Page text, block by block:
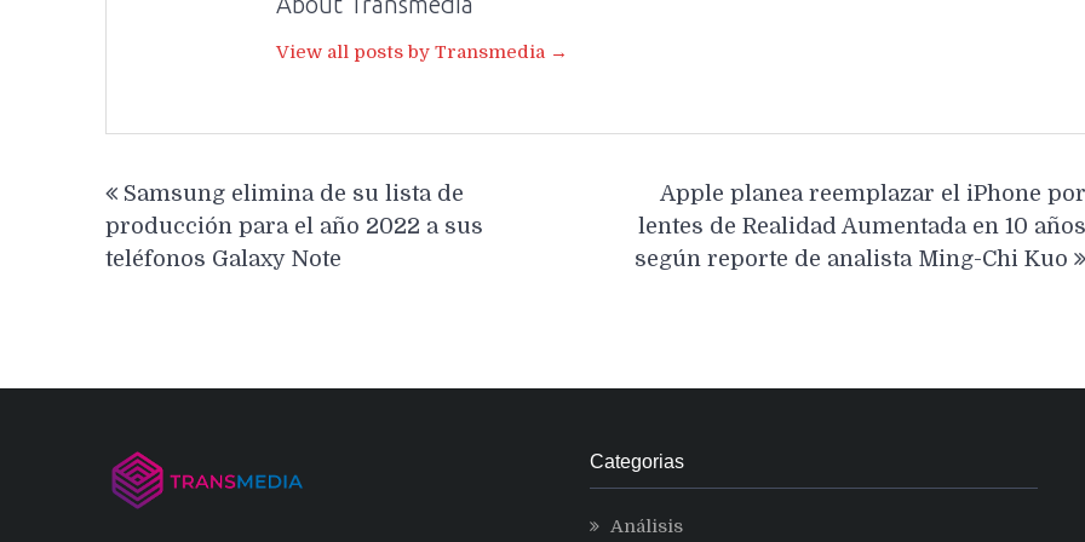
View all posts by Transmedia →
entradas
Samsung elimina de su lista de
producción para el año 2022 a sus
teléfonos Galaxy Note
Apple planea reemplazar el iPhone por
lentes de Realidad Aumentada en 10 años
según reporte de analista Ming-Chi Kuo
Categorias
Análisis